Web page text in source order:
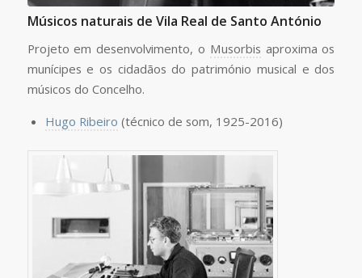
Músicos naturais de Vila Real de Santo António
Projeto em desenvolvimento, o Musorbis aproxima os
munícipes e os cidadãos do património musical e dos
músicos do Concelho.
Hugo Ribeiro (técnico de som, 1925-2016)